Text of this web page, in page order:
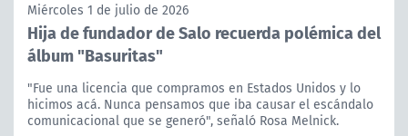
Miércoles 1 de julio de 2026
Hija de fundador de Salo recuerda polémica del
álbum "Basuritas"
"Fue una licencia que compramos en Estados Unidos y lo
hicimos acá. Nunca pensamos que iba causar el escándalo
comunicacional que se generó", señaló Rosa Melnick.